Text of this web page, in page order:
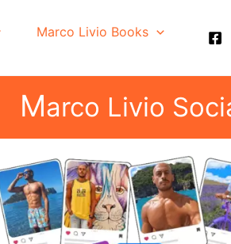
Marco Livio Books
Marco Livio